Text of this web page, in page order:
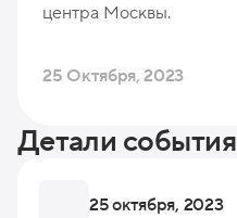
центра Москвы.
25 Октября, 2023
Детали события
25 октября, 2023